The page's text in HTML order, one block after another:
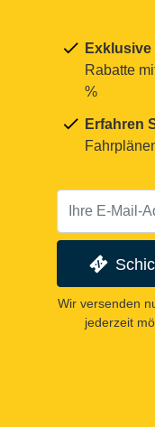
Rabatte
%
Erfahren
Wir versenden
jederzeit